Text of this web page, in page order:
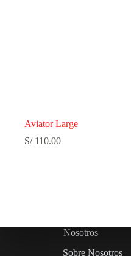
Aviator Large
S/110.00
Nosotros
Sobre Nosotros